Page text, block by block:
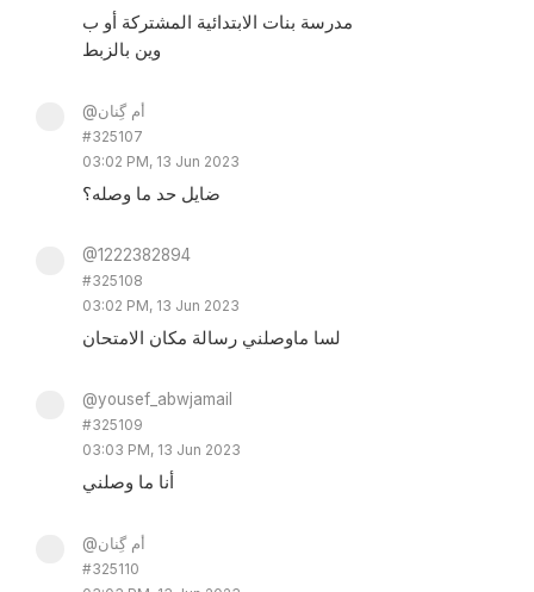
مدرسة بنات الابتدائية المشتركة أو ب
وين بالزبط
@أم گِنان
#325107
03:02 PM, 13 Jun 2023
ضايل حد ما وصله؟
@1222382894
#325108
03:02 PM, 13 Jun 2023
لسا ماوصلني رسالة مكان الامتحان
@yousef_abwjamail
#325109
03:03 PM, 13 Jun 2023
أنا ما وصلني
@أم گِنان
#325110